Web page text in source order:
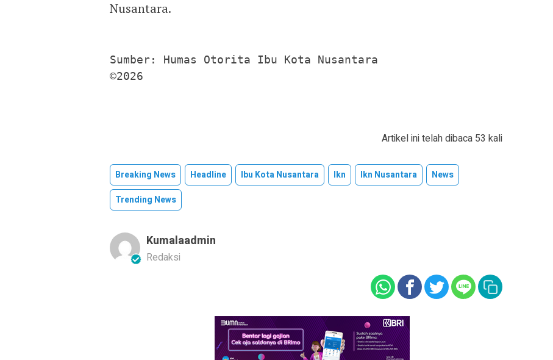
Nusantara.
Sumber: Humas Otorita Ibu Kota Nusantara
©2026
Artikel ini telah dibaca 53 kali
Breaking News Headline Ibu Kota Nusantara Ikn Ikn Nusantara
News
Trending News
Kumalaadmin
Redaksi